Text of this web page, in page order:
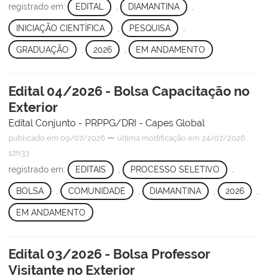
registrado em: EDITAL , DIAMANTINA ,
INICIAÇÃO CIENTÍFICA PESQUISA
GRADUAÇÃO 2026 EM ANDAMENTO
Edital 04/2026 - Bolsa Capacitação no
Exterior
Edital Conjunto - PRPPG/DRI - Capes Global
publicado em 09/07/2026 — última modificação em 24/07/2026
12h33
registrado em: EDITAIS , PROCESSO SELETIVO ,
BOLSA COMUNIDADE DIAMANTINA , 2026
EM ANDAMENTO
Edital 03/2026 - Bolsa Professor
Visitante no Exterior